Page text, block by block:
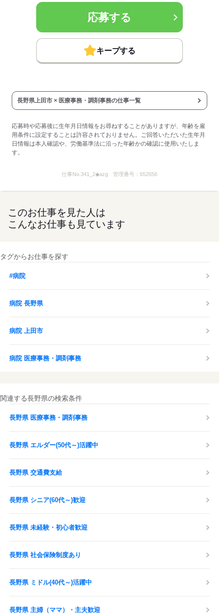
応募する
キープする
長野県上田市 × 医療事務・調剤事務の仕事一覧
応募時や応募後に生年月日情報をお尋ねすることがありますが、年齢を雇
用条件に設定することは許容されておりません。ご回答いただいた生年月
日情報は本人確認や、労働基準法に沿った年齢かの確認に使用いたしま
す。
仕事No.341_2◆azg 管理番号： 652656
このお仕事を見た人は
こんなお仕事も見ています
タグからお仕事を探す
#病院
病院 長野県
病院 上田市
病院 医療事務・調剤事務
関連する長野県の検索条件
長野県 医療事務・調剤事務
長野県 エルダー(50代～)活躍中
長野県 交通費支給
長野県 シニア(60代～)歓迎
長野県 未経験・初心者歓迎
長野県 社会保険制度あり
長野県 ミドル(40代～)活躍中
長野県 主婦（ママ）・主夫歓迎